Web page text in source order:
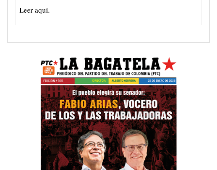
Leer aquí.